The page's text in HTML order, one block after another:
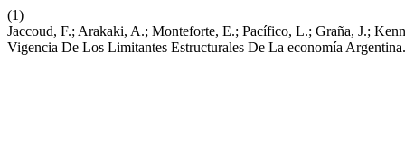
(1)
Jaccoud, F.; Arakaki, A.; Monteforte, E.; Pacífico, L.; Graña, J.;
Vigencia De Los Limitantes Estructurales De La economía